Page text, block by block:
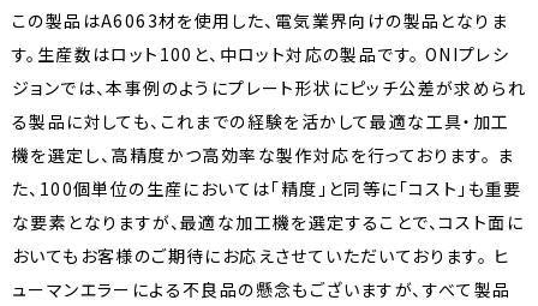
この製品はA6063材を使用した、電気業界向けの製品となりま
す。生産数はロット100と、中ロット対応の製品です。 ONIプレシ
ジョンでは、本事例のようにプレート形状にピッチ公差が求められ
る製品に対しても、これまでの経験を活かして最適な工具・加工
機を選定し、高精度かつ高効率な製作対応を行っております。 ま
た、100個単位の生産においては「精度」と同等に「コスト」も重要
な要素となりますが、最適な加工機を選定することで、コスト面に
おいてもお客様のご期待にお応えさせていただいております。 ヒ
ューマンエラーによる不良品の懸念もございますが、すべて製品